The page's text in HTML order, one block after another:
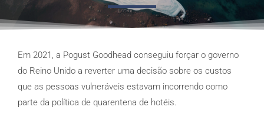
Em 2021, a Pogust Goodhead conseguiu forçar o governo
do Reino Unido a reverter uma decisão sobre os custos
que as pessoas vulneráveis estavam incorrendo como
parte da política de quarentena de hotéis.